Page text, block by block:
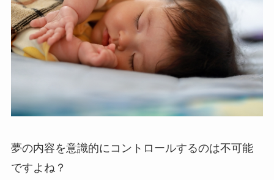
夢の内容を意識的にコントロールするのは不可能
ですよね？